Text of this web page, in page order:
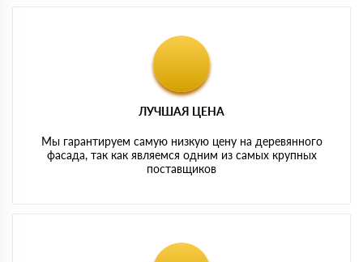
ЛУЧШАЯ ЦЕНА
Мы гарантируем самую низкую цену на деревянного
фасада, так как являемся одним из самых крупных
поставщиков